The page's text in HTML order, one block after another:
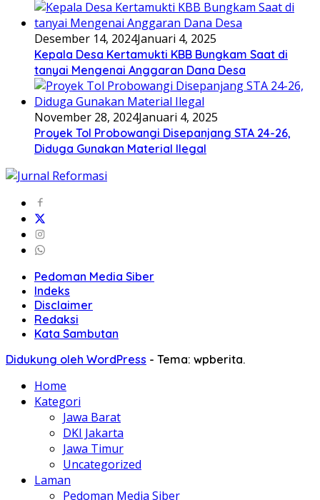
Desember 14, 2024Januari 4, 2025
Kepala Desa Kertamukti KBB Bungkam Saat di
tanyai Mengenai Anggaran Dana Desa
November 28, 2024Januari 4, 2025
Proyek Tol Probowangi Disepanjang STA 24-26,
Diduga Gunakan Material Ilegal
Pedoman Media Siber
Indeks
Disclaimer
Redaksi
Kata Sambutan
Didukung oleh WordPress - Tema: wpberita.
Home
Kategori
Jawa Barat
DKI Jakarta
Jawa Timur
Uncategorized
Laman
Pedoman Media Siber